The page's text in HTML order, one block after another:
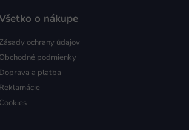
o nákupe
Zásady ochrany údajov
Obchodné podmienky
Doprava a platba
Reklamácie
Cookies